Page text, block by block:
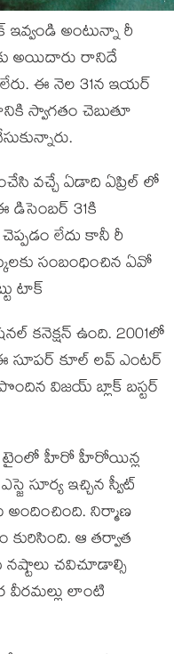
ఇవ్వండి అంటున్నా రీ
అయిదారు రానిదే
లేరు. ఈ నెల 31న ఇయర్
స్వాగతం చెబుతూ
వచ్చే ఏడాది ఏప్రిల్ లో
డిసెంబర్ 31కి
లేదు కానీ రీ
సంబంధించిన ఏవో
టాక్
కనెక్షన్ ఉంది. 2001లో
సూపర్ కూల్ లవ్ ఎంటర్
విజయ్ బ్లాక్ బస్టర్
టైంలో హీరో హీరోయిన్ల
సూర్య ఇచ్చిన స్వీట్
అందించింది. నిర్మాణ
కురిసింది. ఆ తర్వాత
చవిచూడాల్సి
వీరమల్లు లాంటి